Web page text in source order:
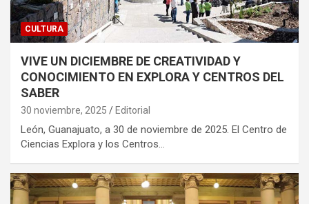
CULTURA
VIVE UN DICIEMBRE DE CREATIVIDAD Y
CONOCIMIENTO EN EXPLORA Y CENTROS DEL
SABER
30 noviembre, 2025 Editorial
León, Guanajuato, a 30 de noviembre de 2025. El Centro de
Ciencias Explora y los Centros…